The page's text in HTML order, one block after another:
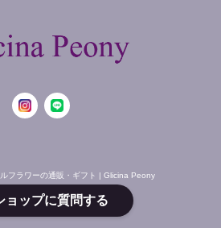
フラワーの通販・ギフト | Glicina Peony
ョップに質問する